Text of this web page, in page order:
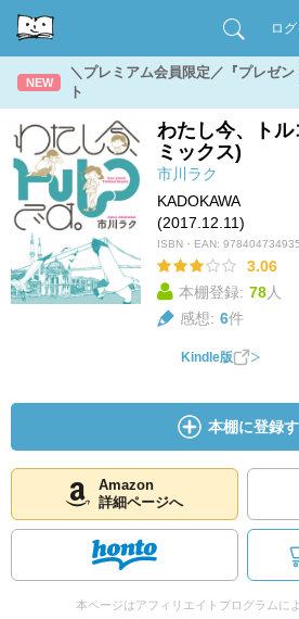
ロ
NEW
＼プレミアム会員限定／『プレゼ
ト
わたし今、ト
ミックス)
市川ラク
KADOKAWA
(2017.12.11)
ISBN・EAN:
3.06
本棚登録: 78人
感想: 6件
Kindle版
本棚に登録
Amazon
詳細ページへ
本ページはアフィリエイトプログラムに